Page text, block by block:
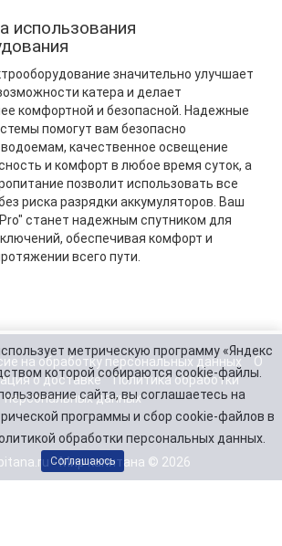
использования
значительно улучшает
катера и делает
комфортной и безопасной. Надежные
помогут вам безопасно
качественное освещение
и комфорт в любое время суток, а
позволит использовать все
риска разрядки аккумуляторов. Ваш
станет надежным спутником для
обеспечивая комфорт и
всего пути.
на обработку персональных данных
О
о доставке
Политика обработки
персональных данных
- Мир капитана © 2026
метрическую программу «Яндекс
которой собираются cookie-файлы.
сайта, вы соглашаетесь на
программы и сбор cookie-файлов в
обработки персональных данных.
Соглашаюсь